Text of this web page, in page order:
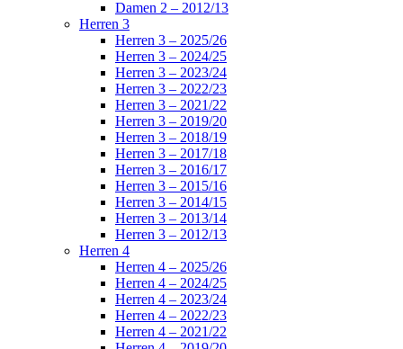
Damen 2 – 2012/13
Herren 3
Herren 3 – 2025/26
Herren 3 – 2024/25
Herren 3 – 2023/24
Herren 3 – 2022/23
Herren 3 – 2021/22
Herren 3 – 2019/20
Herren 3 – 2018/19
Herren 3 – 2017/18
Herren 3 – 2016/17
Herren 3 – 2015/16
Herren 3 – 2014/15
Herren 3 – 2013/14
Herren 3 – 2012/13
Herren 4
Herren 4 – 2025/26
Herren 4 – 2024/25
Herren 4 – 2023/24
Herren 4 – 2022/23
Herren 4 – 2021/22